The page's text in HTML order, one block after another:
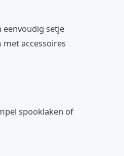
eenvoudig setje
accessoires
spooklaken of